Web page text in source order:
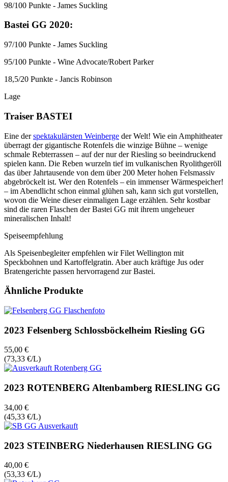
98/100 Punkte - James Suckling
Bastei GG 2020:
97/100 Punkte - James Suckling
95/100 Punkte - Wine Advocate/Robert Parker
18,5/20 Punkte - Jancis Robinson
Lage
Traiser BASTEI
Eine derspektakulärsten Weinberge der Welt! Wie ein Amphitheater
überragt der gigantische Rotenfels die winzige Bühne – wenige
schmale Rebterrassen – auf der nur der Riesling so beeindruckend
spielen kann. Die Reben wurzeln tief im vulkanischen Ryolithgeröll
das über Jahrtausende von dem über 200 Meter hohen Felsmassiv
abgebröckelt ist. Wer den Rotenfels – ein immenser Wärmespeicher!
– im Abendlicht schon einmal glühen sah, kann sich gut vorstellen,
wovon die Weine dieser einmaligen Lage erzählen. Sehr kostbar
sind die raren Flaschen der Bastei GG mit ihrem ungeheuer
mineralischen Inhalt!
Speiseempfehlung
Als Speisenbegleiter empfehlen wir Filet Wellington mit
Speckbohnen und Kartoffelgratin. Aber auch kräftige Jus oder
Bratengerichte passen hervorragend zur Bastei.
Ähnliche Produkte
2023 Felsenberg Schlossböckelheim Riesling GG
55,00 €
(73,33 €/L)
2023 ROTENBERG Altenbamberg RIESLING GG
34,00 €
(45,33 €/L)
2023 STEINBERG Niederhausen RIESLING GG
40,00 €
(53,33 €/L)